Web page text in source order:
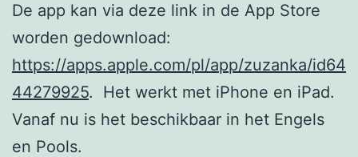
De app kan via deze link in de App Store
worden gedownload:
https://apps.apple.com/pl/app/zuzanka/id64
44279925. Het werkt met iPhone en iPad.
Vanaf nu is het beschikbaar in het Engels
en Pools.